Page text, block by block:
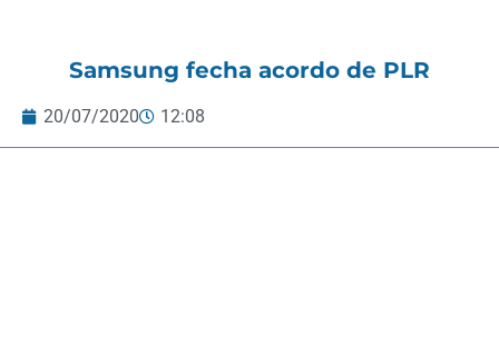
Samsung fecha acordo de PLR
20/07/2020 12:08